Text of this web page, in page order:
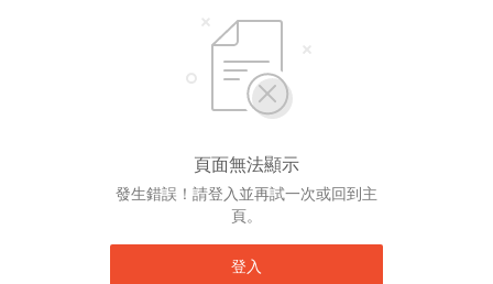
頁面無法顯示
發生錯誤！請登入並再試一次或回到主
頁。
登入